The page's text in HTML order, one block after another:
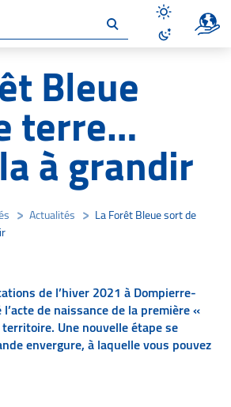
Un
Désactiver
Activer le
Bleue
terre…
à grandir
Actualités
La Forêt Bleue sort de
de l’hiver 2021 à Dompierre-
de naissance de la première «
Une nouvelle étape se
envergure, à laquelle vous pouvez